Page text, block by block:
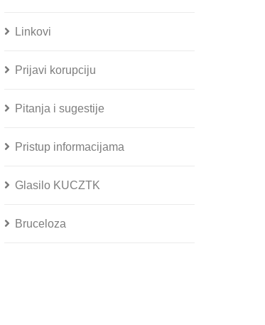
Linkovi
Prijavi korupciju
Pitanja i sugestije
Pristup informacijama
Glasilo KUCZTK
Bruceloza